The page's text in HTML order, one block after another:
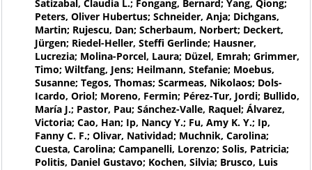
Satizabal, Claudia L.; Fongang, Bernard; Yang, Qiong;
Peters, Oliver Hubertus; Schneider, Anja; Dichgans,
Martin; Rujescu, Dan; Scherbaum, Norbert; Deckert,
Jürgen; Riedel-Heller, Steffi Gerlinde; Hausner,
Lucrezia; Molina-Porcel, Laura; Düzel, Emrah; Grimmer,
Timo; Wiltfang, Jens; Heilmann, Stefanie; Moebus,
Susanne; Tegos, Thomas; Scarmeas, Nikolaos; Dols-
Icardo, Oriol; Moreno, Fermin; Pérez-Tur, Jordi; Bullido,
María J.; Pastor, Pau; Sánchez-Valle, Raquel; Álvarez,
Victoria; Cao, Han; Ip, Nancy Y.; Fu, Amy K. Y.; Ip,
Fanny C. F.; Olivar, Natividad; Muchnik, Carolina;
Cuesta, Carolina; Campanelli, Lorenzo; Solis, Patricia;
Politis, Daniel Gustavo; Kochen, Silvia; Brusco, Luis